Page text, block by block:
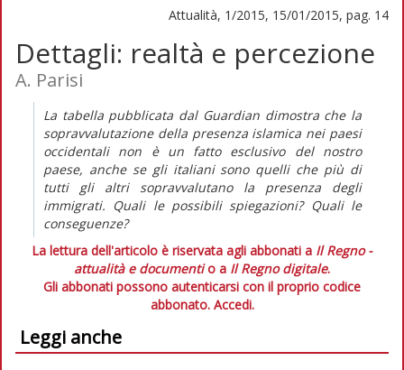
Attualità, 1/2015, 15/01/2015, pag. 14
Dettagli: realtà e percezione
A. Parisi
La tabella pubblicata dal Guardian dimostra che la
sopravvalutazione della presenza islamica nei paesi
occidentali non è un fatto esclusivo del nostro
paese, anche se gli italiani sono quelli che più di
tutti gli altri sopravvalutano la presenza degli
immigrati. Quali le possibili spiegazioni? Quali le
conseguenze?
La lettura dell'articolo è riservata agli abbonati a Il Regno -
attualità e documentio a Il Regno digitale.
Gli abbonati possono autenticarsi con il proprio codice
abbonato. Accedi.
Leggi anche